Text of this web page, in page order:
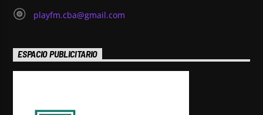
playfm.cba@gmail.com
ESPACIO PUBLICITARIO